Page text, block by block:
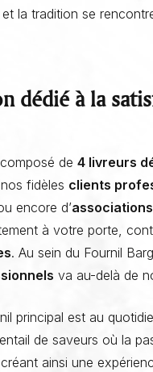
la tradition se
dédié à la
de 4 livreurs
fidèles clients
encore d’associations
à votre porte,
. Au sein du Fournil
va au-delà de
principal est au
de saveurs où la
ainsi une